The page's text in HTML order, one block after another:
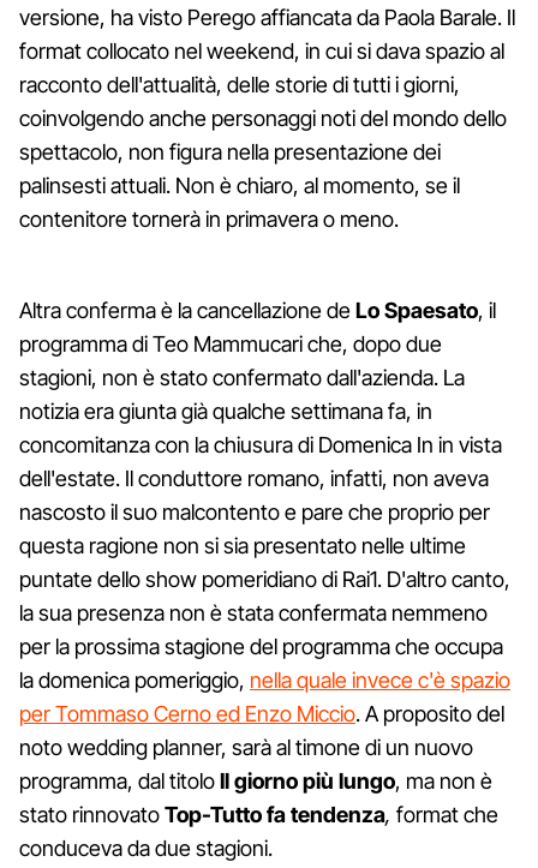
versione, ha visto Perego affiancata da Paola Barale. Il
format collocato nel weekend, in cui si dava spazio al
racconto dell'attualità, delle storie di tutti i giorni,
coinvolgendo anche personaggi noti del mondo dello
spettacolo, non figura nella presentazione dei
palinsesti attuali. Non è chiaro, al momento, se il
contenitore tornerà in primavera o meno.
Altra conferma è la cancellazione deLo Spaesato, il
programma di Teo Mammucari che, dopo due
stagioni, non è stato confermato dall'azienda. La
notizia era giunta già qualche settimana fa, in
concomitanza con la chiusura di Domenica In in vista
dell'estate. Il conduttore romano, infatti, non aveva
nascosto il suo malcontento e pare che proprio per
questa ragione non si sia presentato nelle ultime
puntate dello show pomeridiano di Rai1. D'altro canto,
la sua presenza non è stata confermata nemmeno
per la prossima stagione del programma che occupa
la domenica pomeriggio, nella quale invece c'è spazio
per Tommaso Cerno ed Enzo Miccio. A proposito del
noto wedding planner, sarà al timone di un nuovo
programma, dal titoloIl giorno più lungo, ma non è
stato rinnovatoTop-Tutto fa tendenza,format che
conduceva da due stagioni.